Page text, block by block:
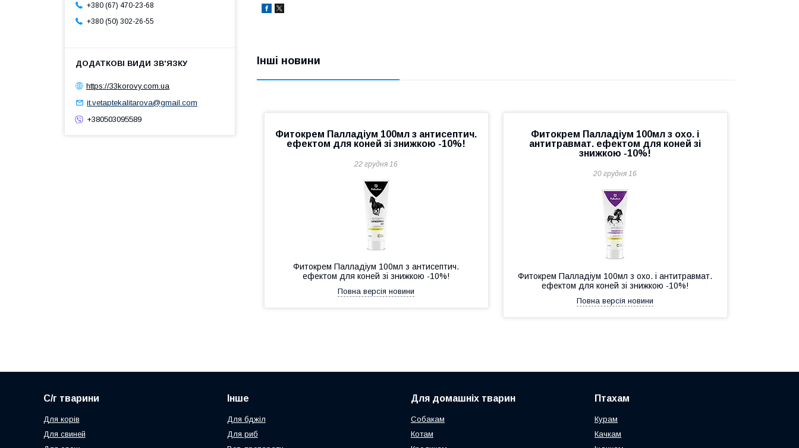
Інші новини
Фитокрем Палладіум 100мл з антисептич.
ефектом для коней зі знижкою -10%!
22 грудня 16
Фитокрем Палладіум 100мл з антисептич.
ефектом для коней зі знижкою -10%!
Повна версія новини
Фитокрем Палладіум 100мл з охо. і
антитравмат. ефектом для коней зі
знижкою -10%!
20 грудня 16
Фитокрем Палладіум 100мл з охо. і антитравмат.
ефектом для коней зі знижкою -10%!
Повна версія новини
+380 (67) 470-23-68
+380 (50) 302-26-55
https://33korovy.com.ua
it.vetaptekalitarova@gmail.com
+380503095589
С/г тварини
Для корів
Для свиней
Інше
Для бджіл
Для риб
Для домашніх тварин
Собакам
Котам
Птахам
Курам
Качкам